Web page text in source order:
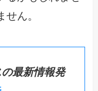
ん。
最新情報発